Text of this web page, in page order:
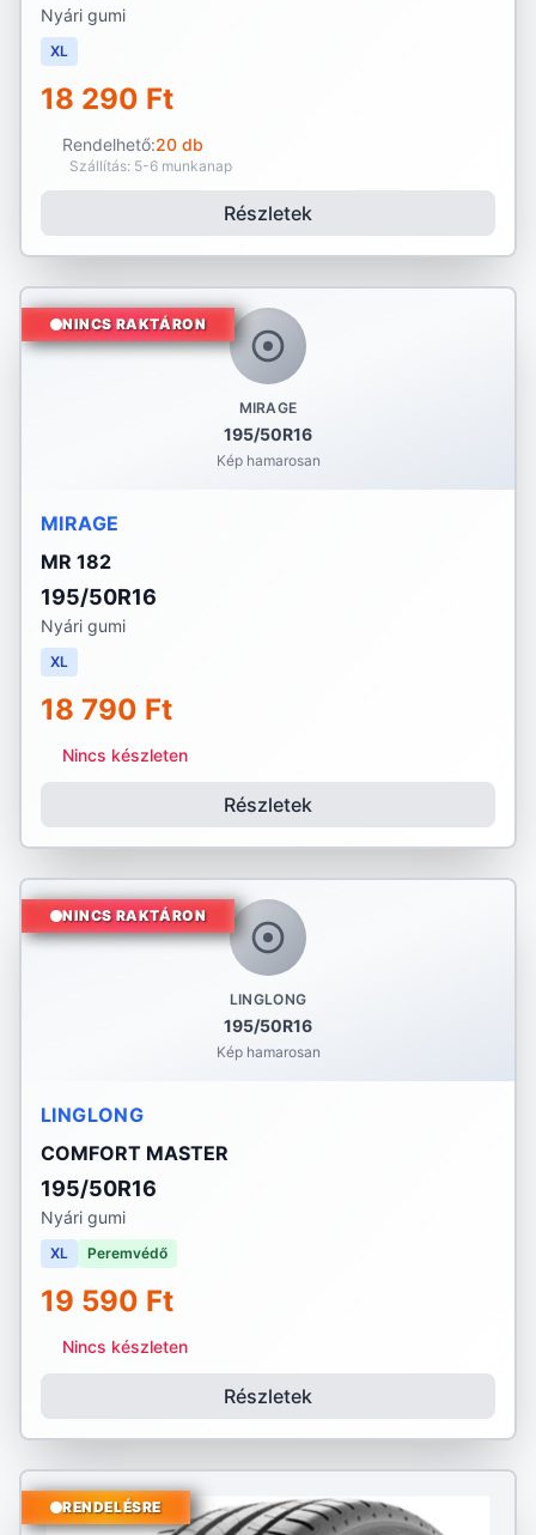
Nyári gumi
XL
18 290 Ft
Rendelhető:20 db
Szállítás: 5-6 munkanap
Részletek
MIRAGE
195/50R16
Kép hamarosan
NINCS RAKTÁRON
MIRAGE
MR 182
195/50R16
Nyári gumi
XL
18 790 Ft
Nincs készleten
Részletek
LINGLONG
195/50R16
Kép hamarosan
NINCS RAKTÁRON
LINGLONG
COMFORT MASTER
195/50R16
Nyári gumi
XL Peremvédő
19 590 Ft
Nincs készleten
Részletek
RENDELÉSRE